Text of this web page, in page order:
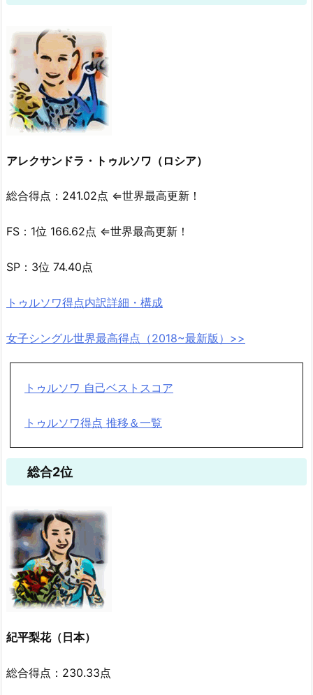
アレクサンドラ・トゥルソワ（ロシア）
総合得点：241.02点 ⇐世界最高更新！
FS：1位 166.62点 ⇐世界最高更新！
SP：3位 74.40点
トゥルソワ得点内訳詳細・構成
女子シングル世界最高得点（2018~最新版）>>
トゥルソワ 自己ベストスコア
トゥルソワ得点 推移＆一覧
総合2位
紀平梨花（日本）
総合得点：230.33点